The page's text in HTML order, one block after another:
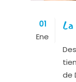
01
Ene
de